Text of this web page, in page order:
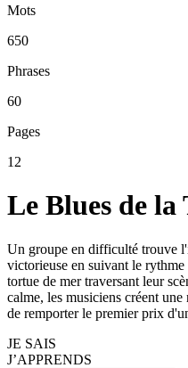
Mots
650
Phrases
60
Pages
12
Le Blues de la
Un groupe en difficulté trouve
victorieuse en suivant le
tortue de mer traversant leur
calme, les musiciens créent
de remporter le premier prix
JE SAIS
J’APPRENDS